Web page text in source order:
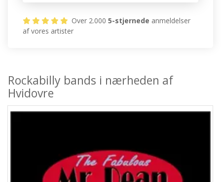
Over 2.0005-stjernede anmeldelser
af vores artister
Rockabilly bands i nærheden af
Hvidovre